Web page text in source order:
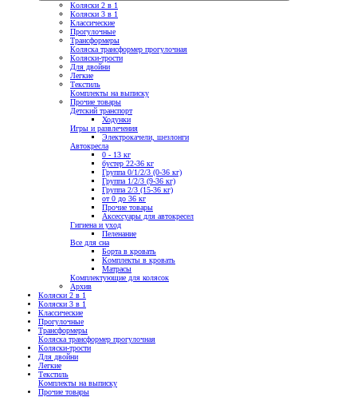
Коляски 2 в 1
Коляски 3 в 1
Классические
Прогулочные
Трансформеры
Коляска трансформер прогулочная
Коляски-трости
Для двойни
Легкие
Текстиль
Комплекты на выписку
Прочие товары
Детский транспорт
Ходунки
Игры и развлечения
Электрокачели, шезлонги
Автокресла
0 - 13 кг
бустер 22-36 кг
Группа 0/1/2/3 (0-36 кг)
Группа 1/2/3 (9-36 кг)
Группа 2/3 (15-36 кг)
от 0 до 36 кг
Прочие товары
Аксессуары для автокресел
Гигиена и уход
Пеленание
Все для сна
Борта в кровать
Комплекты в кровать
Матрасы
Комплектующие для колясок
Архив
Коляски 2 в 1
Коляски 3 в 1
Классические
Прогулочные
Трансформеры
Коляска трансформер прогулочная
Коляски-трости
Для двойни
Легкие
Текстиль
Комплекты на выписку
Прочие товары